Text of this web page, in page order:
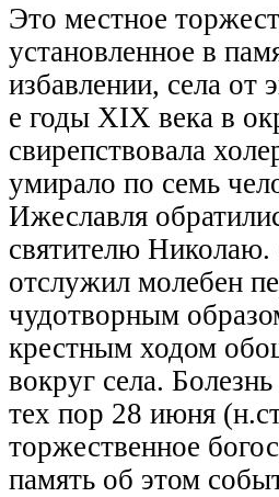
Это местное
установленное в
избавлении, села от
е годы XIX века в
свирепствовала
умирало по семь
Ижеславля
святителю
отслужил молебен
чудотворным
крестным ходом
вокруг села.
тех пор 28 июня
торжественное
память об этом